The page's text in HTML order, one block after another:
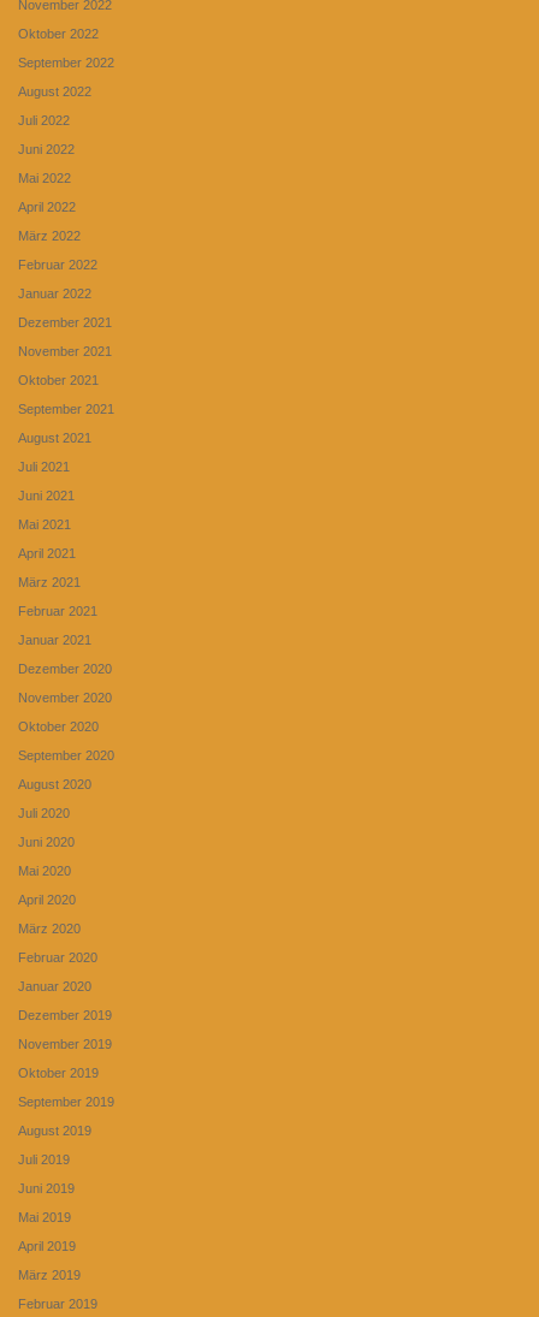
November 2022
Oktober 2022
September 2022
August 2022
Juli 2022
Juni 2022
Mai 2022
April 2022
März 2022
Februar 2022
Januar 2022
Dezember 2021
November 2021
Oktober 2021
September 2021
August 2021
Juli 2021
Juni 2021
Mai 2021
April 2021
März 2021
Februar 2021
Januar 2021
Dezember 2020
November 2020
Oktober 2020
September 2020
August 2020
Juli 2020
Juni 2020
Mai 2020
April 2020
März 2020
Februar 2020
Januar 2020
Dezember 2019
November 2019
Oktober 2019
September 2019
August 2019
Juli 2019
Juni 2019
Mai 2019
April 2019
März 2019
Februar 2019